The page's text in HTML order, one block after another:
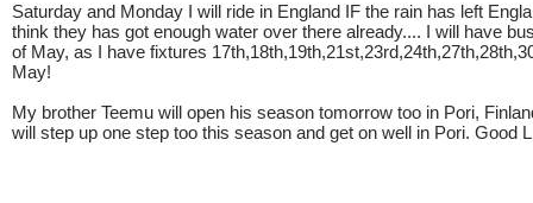
Saturday and Monday I will ride in England IF the rain has left
think they has got enough water over there already.... I will have
of May, as I have fixtures
May!
My brother Teemu will open his season tomorrow too in Pori,
will step up one step too this season and get on well in Pori. Good